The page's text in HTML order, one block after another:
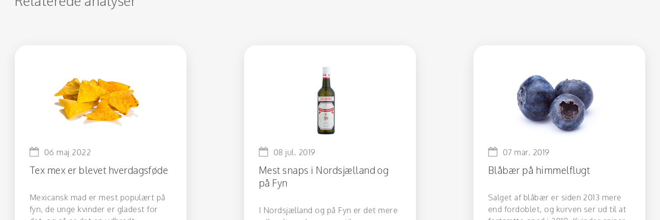
06 maj 2022
Tex mex er blevet hverdagsføde
Mexicansk mad er mest populært på
fyn, de unge kvinder er gladest for
08 jul. 2019
Mest snaps i Nordsjælland og
på Fyn
I Nordsjælland og på Fyn er det mere
07 mar. 2019
Blåbær på himmelflugt
Salget af blåbær er siden 2013 mere
end fordoblet, og kurven ser ud til at